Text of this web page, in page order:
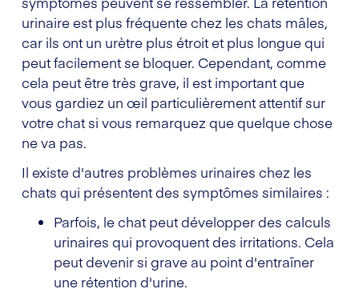
urinaire est plus fréquente chez les chats mâles,
car ils ont un urètre plus étroit et plus longue qui
peut facilement se bloquer. Cependant, comme
cela peut être très grave, il est important que
vous gardiez un œil particulièrement attentif sur
votre chat si vous remarquez que quelque chose
ne va pas.
Il existe d'autres problèmes urinaires chez les
chats qui présentent des symptômes similaires :
Parfois, le chat peut développer des calculs
urinaires qui provoquent des irritations. Cela
peut devenir si grave au point d'entraîner
une rétention d'urine.